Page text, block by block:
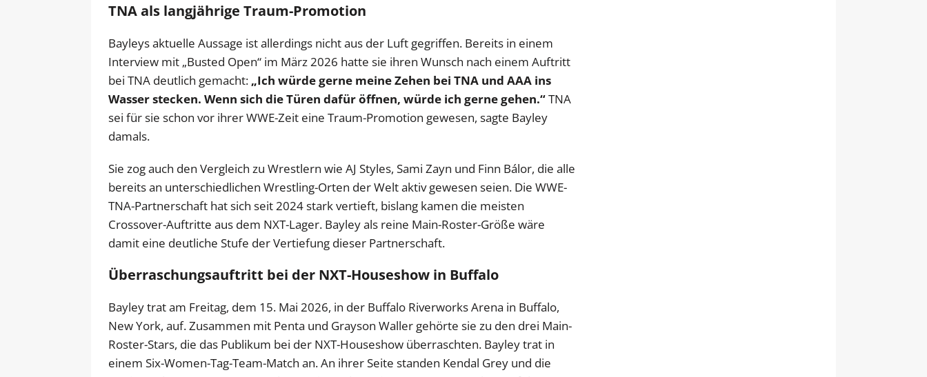
TNA als langjährige Traum-Promotion
Bayleys aktuelle Aussage ist allerdings nicht aus der Luft gegriffen. Bereits in einem
Interview mit „Busted Open“ im März 2026 hatte sie ihren Wunsch nach einem Auftritt
bei TNA deutlich gemacht: „Ich würde gerne meine Zehen bei TNA und AAA ins
Wasser stecken. Wenn sich die Türen dafür öffnen, würde ich gerne gehen.“TNA
sei für sie schon vor ihrer WWE-Zeit eine Traum-Promotion gewesen, sagte Bayley
damals.
Sie zog auch den Vergleich zu Wrestlern wie AJ Styles, Sami Zayn und Finn Bálor, die alle
bereits an unterschiedlichen Wrestling-Orten der Welt aktiv gewesen seien. Die WWE-
TNA-Partnerschaft hat sich seit 2024 stark vertieft, bislang kamen die meisten
Crossover-Auftritte aus dem NXT-Lager. Bayley als reine Main-Roster-Größe wäre
damit eine deutliche Stufe der Vertiefung dieser Partnerschaft.
Überraschungsauftritt bei der NXT-Houseshow in Buffalo
Bayley trat am Freitag, dem 15. Mai 2026, in der Buffalo Riverworks Arena in Buffalo,
New York, auf. Zusammen mit Penta und Grayson Waller gehörte sie zu den drei Main-
Roster-Stars, die das Publikum bei der NXT-Houseshow überraschten. Bayley trat in
einem Six-Women-Tag-Team-Match an. An ihrer Seite standen Kendal Grey und die